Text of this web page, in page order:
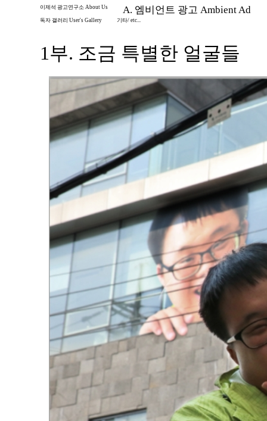
이제석 광고연구소 About Us A. 엠비언트 광고 Ambient Ad
독자 갤러리 User's Gallery 기타/ etc...
1부. 조금 특별한 얼굴들